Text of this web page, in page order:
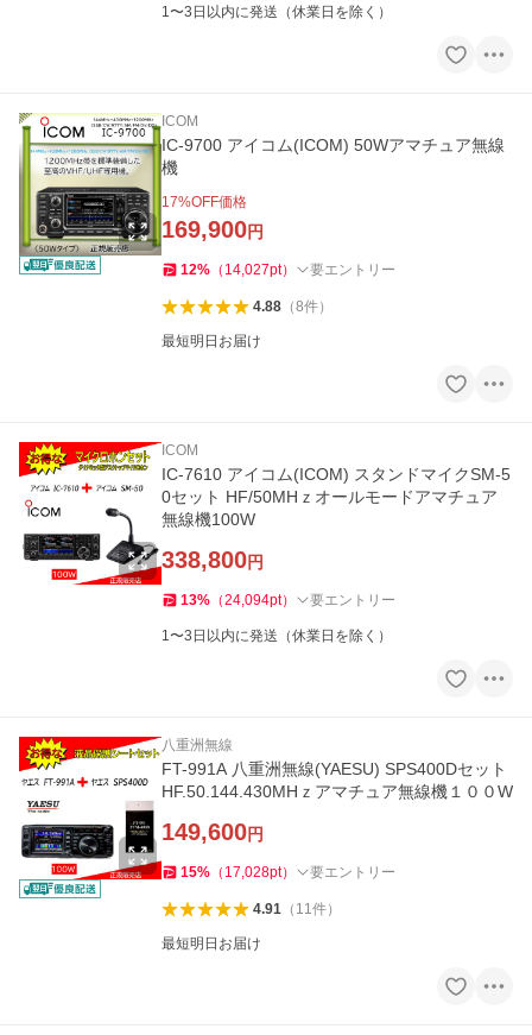
1〜3日以内に発送（休業日を除く）
ICOM
IC-9700 アイコム(ICOM) 50Wアマチュア無線
機
17%OFF価格
169,900円
12% （ 14,027pt） 要エントリー
4.88（8件）
最短明日お届け
ICOM
IC-7610 アイコム(ICOM) スタンドマイクSM-5
0セット HF/50MHｚオールモードアマチュア
無線機100W
338,800円
13% （24,094pt） 要エントリー
1〜3日以内に発送（休業日を除く）
八重洲無線
FT-991A 八重洲無線(YAESU) SPS400Dセット
HF.50.144.430MHｚアマチュア無線機１００W
149,600円
15% （ 17,028pt） 要エントリー
4.91（ 11件）
最短明日お届け